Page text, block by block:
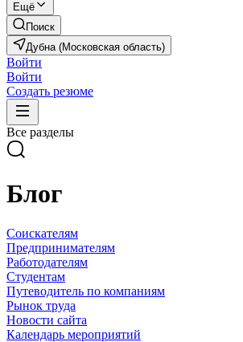
Ещё
Поиск
Дубна (Московская область)
Войти
Войти
Создать резюме
Все разделы
Блог
Соискателям
Предпринимателям
Работодателям
Студентам
Путеводитель по компаниям
Рынок труда
Новости сайта
Календарь мероприятий